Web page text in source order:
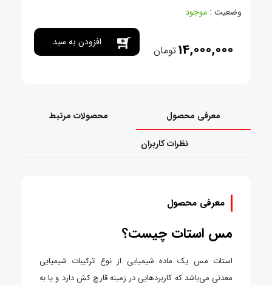
وضعیت : موجود
14,000,000تومان
افزودن به سبد
معرفی محصول محصولات مرتبط
نظرات کاربران
معرفی محصول
مس استات چیست؟
استات مس یک ماده شیمیایی از نوع ترکیبات شیمیایی
معدنی می‌باشد که کاربردهایی در زمینه قارچ کش دارد و یا به